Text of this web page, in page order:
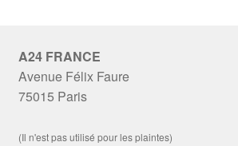
A24 FRANCE
Avenue Félix Faure
75015 Paris
(Il n'est pas utilisé pour les plaintes)